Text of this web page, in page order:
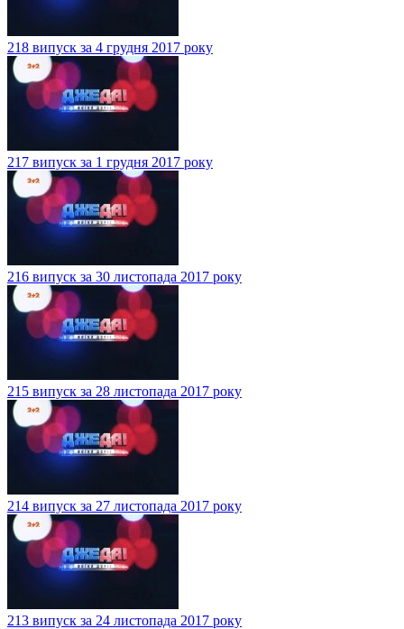
218 випуск за 4 грудня 2017 року
217 випуск за 1 грудня 2017 року
216 випуск за 30 листопада 2017 року
215 випуск за 28 листопада 2017 року
214 випуск за 27 листопада 2017 року
213 випуск за 24 листопада 2017 року